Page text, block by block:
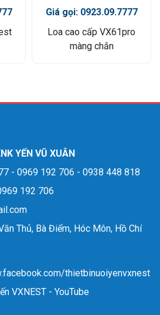
Giá gọi: 0923.09.7777
Loa cao cấp VX61pro
màng chắn
YẾN VŨ XUÂN
- 0969 192 706 - 0938 448 818
192 706
Thủ, Bà Điểm, Hóc Môn, Hồ Chí
thietbinuoiyenvxnest
VXNEST - YouTube